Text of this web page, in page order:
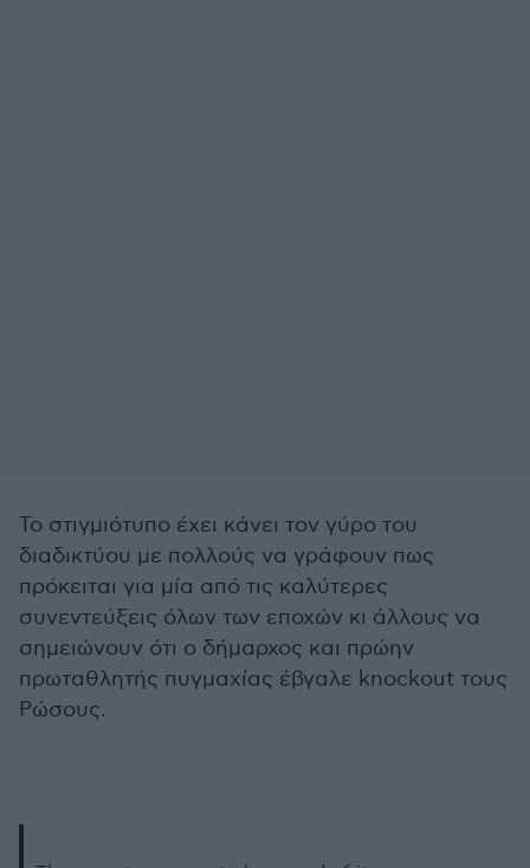
Το στιγμιότυπο έχει κάνει τον γύρο του
διαδικτύου με πολλούς να γράφουν πως
πρόκειται για μία από τις καλύτερες
συνεντεύξεις όλων των εποχών κι άλλους να
σημειώνουν ότι ο δήμαρχος και πρώην
πρωταθλητής πυγμαχίας έβγαλε knockout τους
Ρώσους.